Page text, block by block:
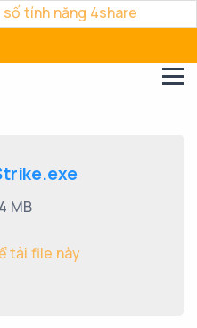
tính năng 4share
MB
tải file này